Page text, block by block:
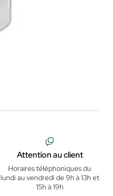
Attention au client
Horaires téléphoniques du
lundi au vendredi de 9h à 13h et
15h à 19h